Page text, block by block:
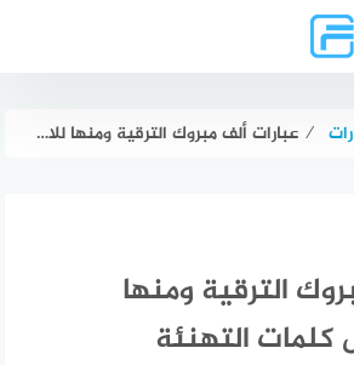
⁄ عبارات ألف مبروك الترقية ومنها للاعلى وأجمل كلمات التهنئة
الترقية ومنها
كلمات التهنئة